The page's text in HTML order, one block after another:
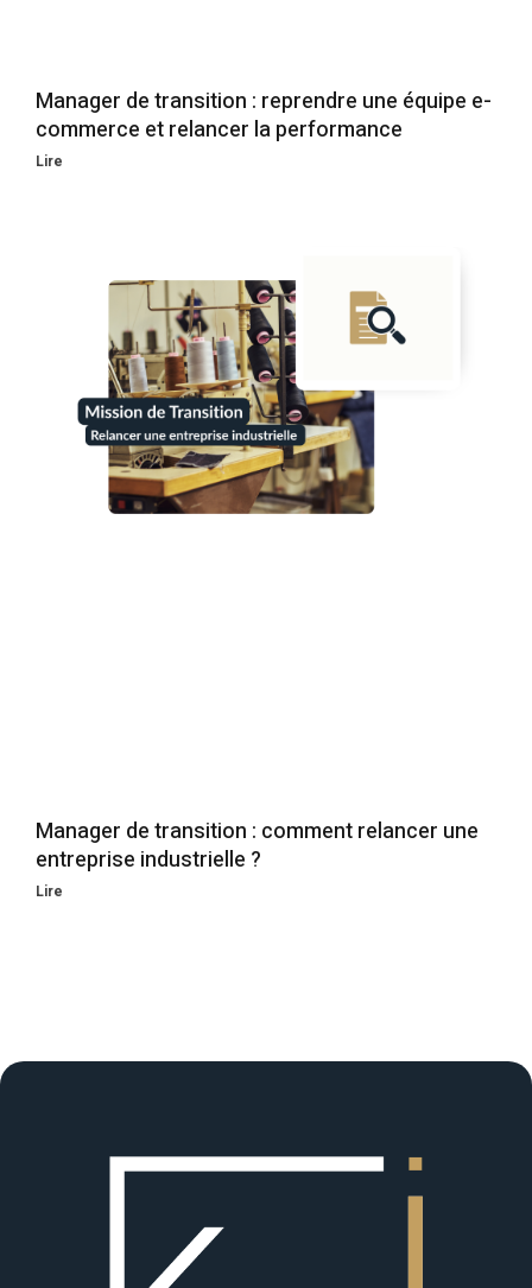
Manager de transition : reprendre une équipe e-
commerce et relancer la performance
Lire
Manager de transition : comment relancer une
entreprise industrielle ?
Lire